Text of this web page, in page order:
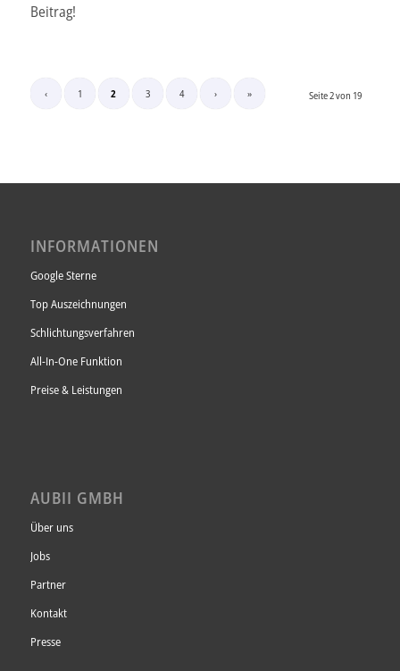
Beitrag!
Seite 2 von 19
‹ 1 2 3 4 › »
INFORMATIONEN
Google Sterne
Top Auszeichnungen
Schlichtungsverfahren
All-In-One Funktion
Preise & Leistungen
AUBII GMBH
Über uns
Jobs
Partner
Kontakt
Presse